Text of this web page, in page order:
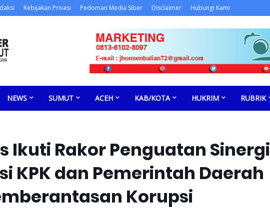
Kebijakan Privasi Pedoman Media Siber Disclaimer Hubungi Kami
NEWS SUMUT ACEH KAB/KOTA HUKRIM RUBRIK
Ikuti Rakor Penguatan Sinergi
KPK dan Pemerintah Daerah
Korupsi